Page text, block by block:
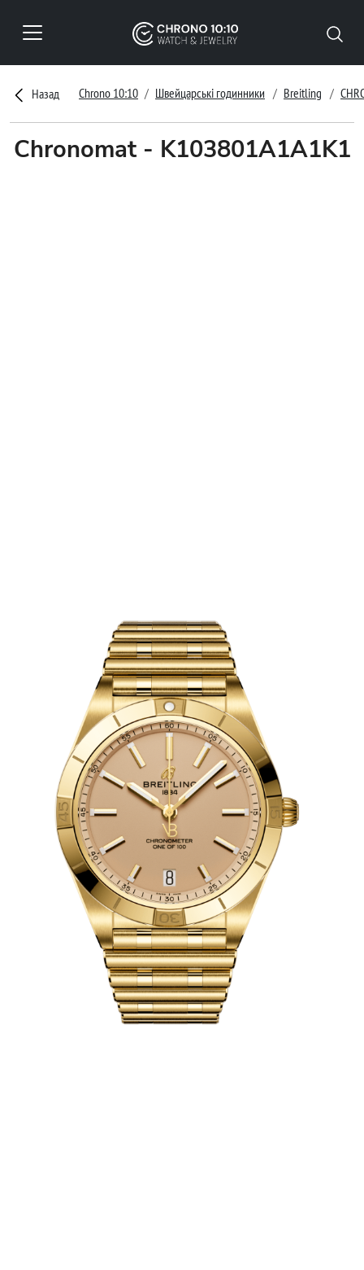
Назад Chrono 10:10 Швейцарські годинники Breitling
Chronomat - K103801A1A1K1